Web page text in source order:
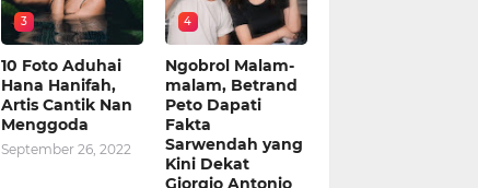
3
10 Foto Aduhai
Hana Hanifah,
Artis Cantik Nan
Menggoda
September 26, 2022
4
Ngobrol Malam-
malam, Betrand
Peto Dapati
Fakta
Sarwendah yang
Kini Dekat
Giorgio Antonio